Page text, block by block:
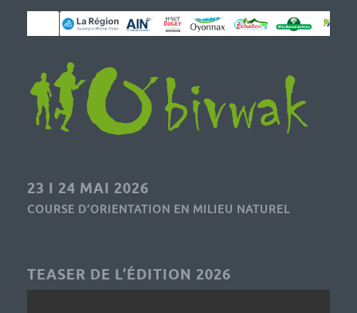
23 I 24 MAI 2026
COURSE D’ORIENTATION EN MILIEU NATUREL
TEASER DE L’ÉDITION 2026